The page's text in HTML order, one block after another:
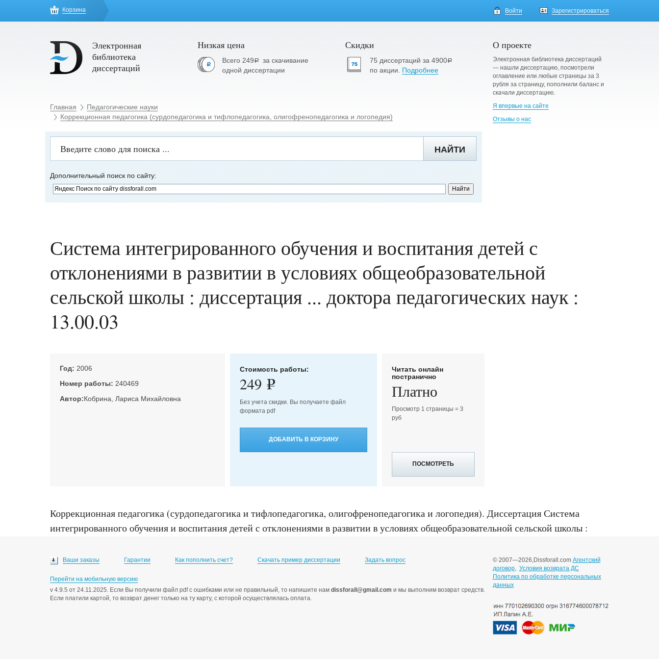
Корзина Войти Зарегистрироваться
Электронная
библиотека
диссертаций
Низкая цена
Всего 249a за скачивание
одной диссертации
Скидки
75 диссертаций за 4900a
по акции. Подробнее
Главная
Педагогические науки
Коррекционная педагогика (сурдопедагогика и тифлопедагогика, олигофренопедагогика и логопедия)
О проекте
Электронная библиотека диссертаций
— нашли диссертацию, посмотрели
оглавление или любые страницы за 3
рубля за страницу, пополнили баланс и
скачали диссертацию.
Я впервые на сайте
Отзывы о нас
НАЙТИ
Дополнительный поиск по сайту:
Система интегрированного обучения и воспитания детей с
отклонениями в развитии в условиях общеобразовательной
сельской школы : диссертация ... доктора педагогических наук :
13.00.03
Год: 2006
Номер работы: 240469
Автор:Кобрина, Лариса Михайловна
Стоимость работы:
249 e
Без учета скидки. Вы получаете файл
формата pdf
ДОБАВИТЬ В КОРЗИНУ
Читать онлайн
постранично
Платно
Просмотр 1 страницы = 3
руб
ПОСМОТРЕТЬ
Коррекционная педагогика (сурдопедагогика и тифлопедагогика, олигофренопедагогика и логопедия). Диссертация Система
интегрированного обучения и воспитания детей с отклонениями в развитии в условиях общеобразовательной сельской школы :
Ваши заказы Гарантии Как пополнить счет? Скачать пример диссертации Задать вопрос
Перейти на мобильную версию
v 4.9.5 от 24.11.2025. Если Вы получили файл pdf с ошибками или не правильный, то напишите нам dissforall@gmail.com и мы выполним возврат средств.
Если платили картой, то возврат денег только на ту карту, с которой осуществлялась оплата.
© 2007—2026,Dissforall.com Агентский
договор, Условия возврата ДС
Политика по обработке персональных
данных